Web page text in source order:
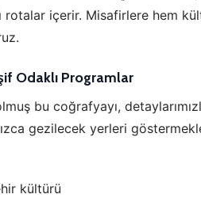
içerir. Misafirlere hem
Odaklı Programlar
bu coğrafyayı,
gezilecek yerleri
kültürü